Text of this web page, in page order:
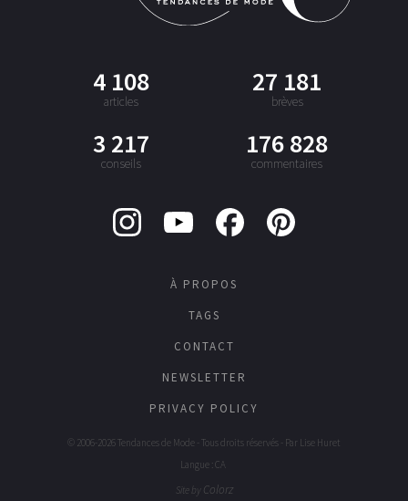
4 108
articles
27 181
brèves
3 217
conseils
176 828
commentaires
À PROPOS
TAGS
CONTACT
NEWSLETTER
PRIVACY POLICY
© 2006-2026 Tendances de Mode - Tous droits réservés - Par Lise Huret
Langue : CA
Site by Colorz